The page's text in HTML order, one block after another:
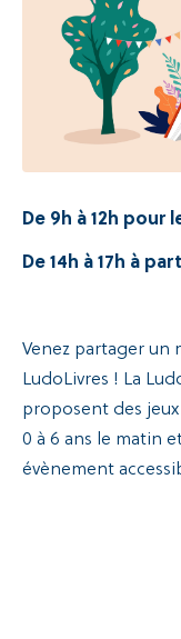
De 9h à 12h pour
De 14h à 17h à
Venez partager un
LudoLivres ! La
proposent des
0 à 6 ans le matin
évènement